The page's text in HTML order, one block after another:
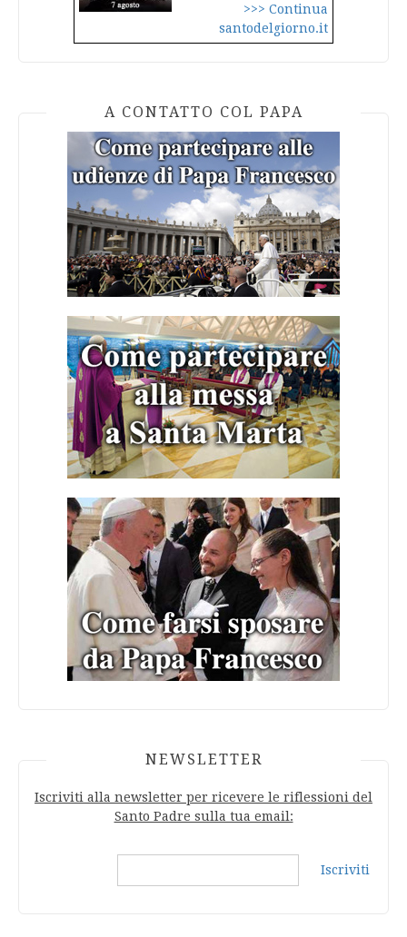
>>> Continua
santodelgiorno.it
A CONTATTO COL PAPA
NEWSLETTER
Iscriviti alla newsletter per ricevere le riflessioni del
Santo Padre sulla tua email:
Iscriviti